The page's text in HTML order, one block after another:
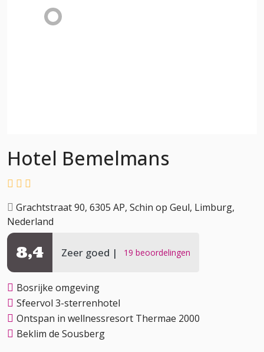
Hotel Bemelmans
Grachtstraat 90, 6305 AP, Schin op Geul, Limburg,
Nederland
Zeer goed 19 beoordelingen
8,4
Bosrijke omgeving
Sfeervol 3-sterrenhotel
Ontspan in wellnessresort Thermae 2000
Beklim de Sousberg